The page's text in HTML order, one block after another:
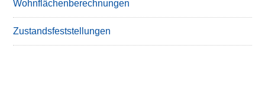
Wohnflächenberechnungen
Zustandsfeststellungen